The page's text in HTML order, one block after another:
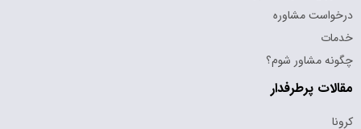
درخواست مشاوره
خدمات
چگونه مشاور شوم؟
مقالات پرطرفدار
کرونا